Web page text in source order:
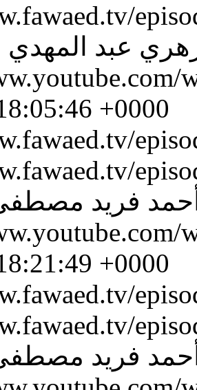
عبد المهدي
+0000
فريد مصطفى
+0000
فريد مصطفى